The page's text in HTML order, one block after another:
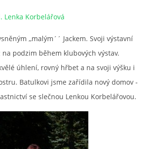
© 2026 eStránky.cz
Lenka Korbelářová
,,malým´´ Jackem. Svoji výstavní
podzim během klubových výstav.
úhlení, rovný hřbet a na svoji výšku i
Batulkovi jsme zařídila nový domov -
se slečnou Lenkou Korbelářovou.